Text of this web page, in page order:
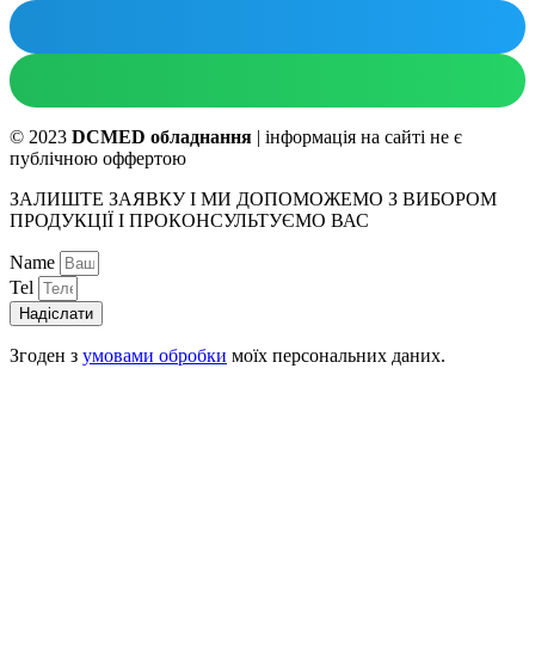
© 2023 DCMED обладнання | інформація на сайті не є
публічною оффертою
ЗАЛИШТЕ ЗАЯВКУ І МИ ДОПОМОЖЕМО З ВИБОРОМ
ПРОДУКЦІЇ І ПРОКОНСУЛЬТУЄМО ВАС
Name
Tel
Надіслати
Згоден з умовами обробки моїх персональних даних.